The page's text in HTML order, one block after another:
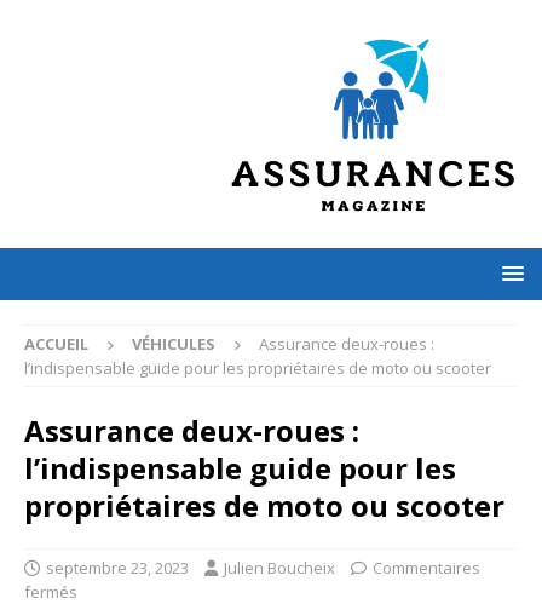
ACCUEIL VÉHICULES
Assurance deux-roues :
l’indispensable guide pour les propriétaires de moto ou scooter
Assurance deux-roues :
l’indispensable guide pour les
propriétaires de moto ou scooter
septembre 23, 2023 Julien Boucheix
Commentaires
fermés